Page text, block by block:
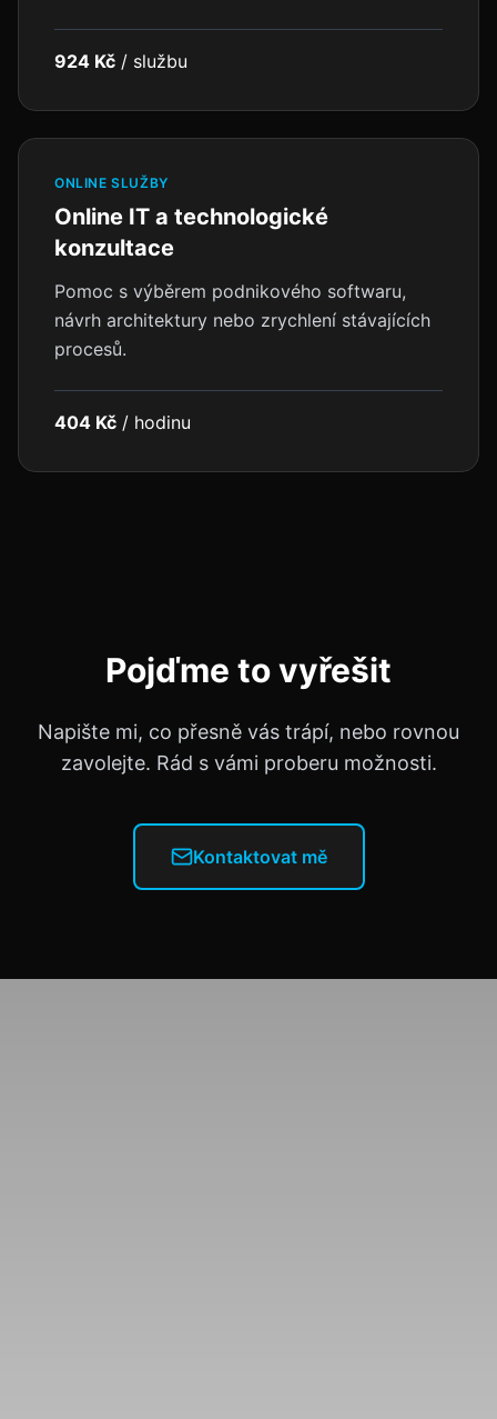
924 Kč / službu
ONLINE SLUŽBY
Online IT a technologické
konzultace
Pomoc s výběrem podnikového softwaru,
návrh architektury nebo zrychlení stávajících
procesů.
404 Kč / hodinu
Pojďme to vyřešit
Napište mi, co přesně vás trápí, nebo rovnou
zavolejte. Rád s vámi proberu možnosti.
Kontaktovat mě